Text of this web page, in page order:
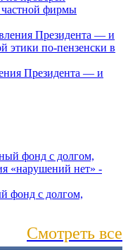
фирмы
Президента — и
фонд с долгом,
Смотреть все